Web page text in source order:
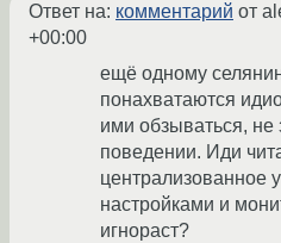
Ответ на: комментарий от
+00:00
ещё одному
понахватаются
ими обзываться,
поведении. Иди
централизованное
настройками и
игнораст?